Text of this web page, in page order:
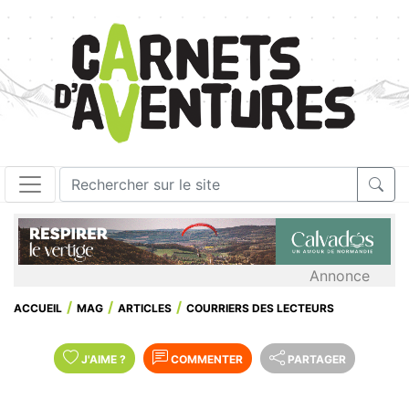
Annonce
ACCUEIL MAG ARTICLES COURRIERS DES LECTEURS
J'AIME ? COMMENTER PARTAGER